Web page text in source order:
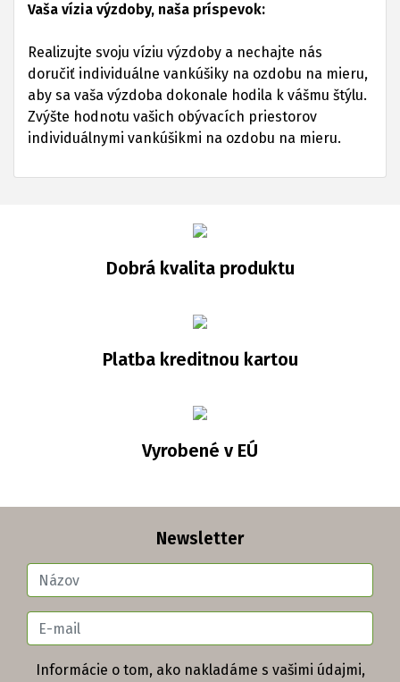
Vaša vízia výzdoby, naša príspevok:
Realizujte svoju víziu výzdoby a nechajte nás
doručiť individuálne vankúšiky na ozdobu na mieru,
aby sa vaša výzdoba dokonale hodila k vášmu štýlu.
Zvýšte hodnotu vašich obývacích priestorov
individuálnymi vankúšikmi na ozdobu na mieru.
Dobrá kvalita produktu
Platba kreditnou kartou
Vyrobené v EÚ
Newsletter
Informácie o tom, ako nakladáme s vašimi údajmi,